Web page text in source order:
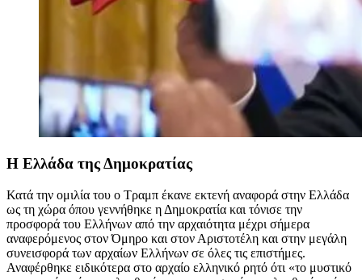
Η Ελλάδα της Δημοκρατίας
Κατά την ομιλία του ο Τραμπ έκανε εκτενή αναφορά στην Ελλάδα
ως τη χώρα όπου γεννήθηκε η Δημοκρατία και τόνισε την
προσφορά του Ελλήνων από την αρχαιότητα μέχρι σήμερα
αναφερόμενος στον Όμηρο και στον Αριστοτέλη και στην μεγάλη
συνεισφορά των αρχαίων Ελλήνων σε όλες τις επιστήμες.
Αναφέρθηκε ειδικότερα στο αρχαίο ελληνικό ρητό ότι «το μυστικό